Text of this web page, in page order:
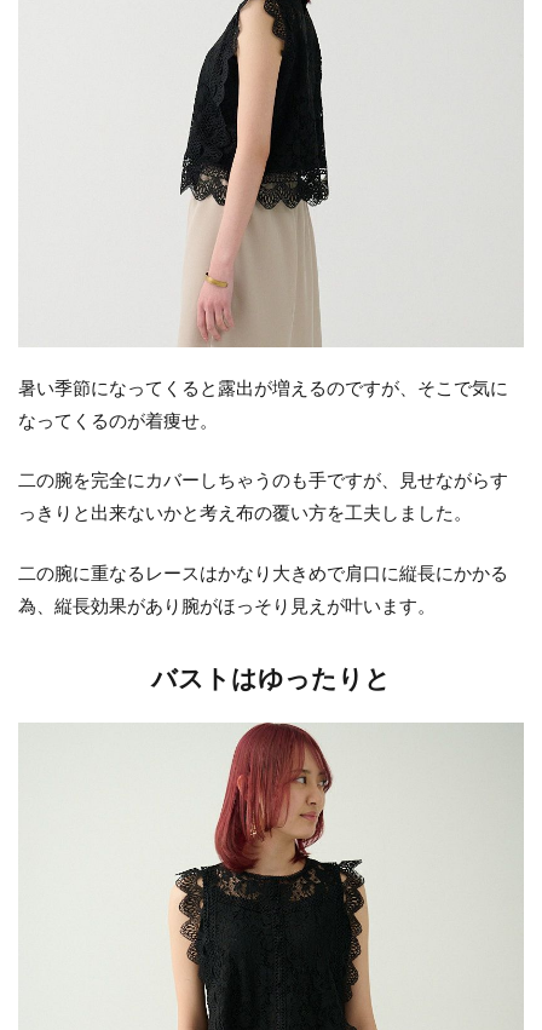
暑い季節になってくると露出が増えるのですが、そこで気に
なってくるのが着痩せ。
二の腕を完全にカバーしちゃうのも手ですが、見せながらす
っきりと出来ないかと考え布の覆い方を工夫しました。
二の腕に重なるレースはかなり大きめで肩口に縦長にかかる
為、縦長効果があり腕がほっそり見えが叶います。
バストはゆったりと